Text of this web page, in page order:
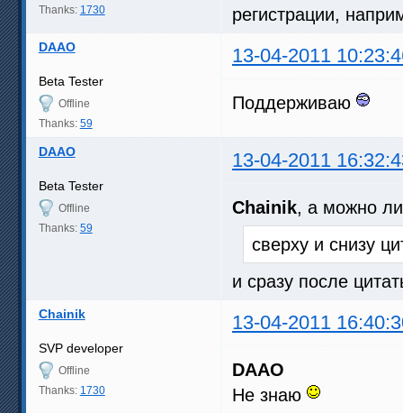
Thanks: 1730 регистрации,
DAAO 13-04-2011
Beta Tester
Offline
Thanks: 59
Поддерживаю
DAAO 13-04-2011
Beta Tester
Offline
Thanks: 59
Chainik, а можно
сверху и снизу
и сразу после
Chainik 13-04-2011
SVP developer
Offline
Thanks: 1730
DAAO
Не знаю